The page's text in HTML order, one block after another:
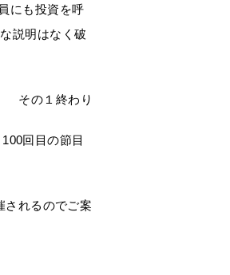
にも投資を呼
説明はなく破
その１終わり
回目の節目
されるのでご案